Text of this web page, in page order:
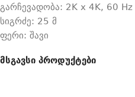
გარჩევადობა: 2K x 4K, 60 Hz
სიგრძე: 25 მ
ფერი: შავი
მსგავსი პროდუქტები